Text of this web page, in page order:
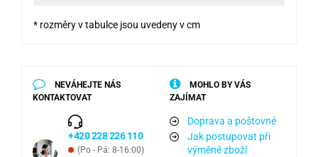
* rozměry v tabulce jsou uvedeny v cm
NEVÁHEJTE NÁS
KONTAKTOVAT
+420 228 226 110
(Po - Pá: 8-16:00)
MOHLO BY VÁS
ZAJÍMAT
Doprava a poštovné
Jak postupovat při
výměně zboží